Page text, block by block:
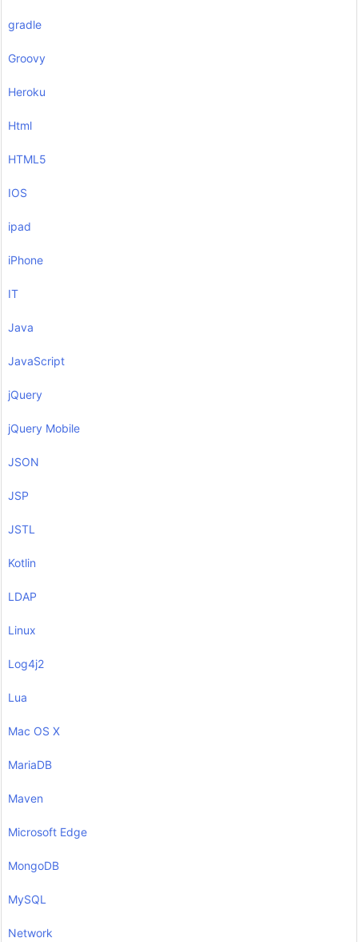
gradle
Groovy
Heroku
Html
HTML5
IOS
ipad
iPhone
IT
Java
JavaScript
jQuery
jQuery Mobile
JSON
JSP
JSTL
Kotlin
LDAP
Linux
Log4j2
Lua
Mac OS X
MariaDB
Maven
Microsoft Edge
MongoDB
MySQL
Network